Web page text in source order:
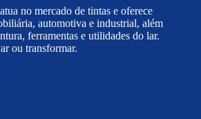
no mercado de tintas e oferece
automotiva e industrial, além
ferramentas e utilidades do lar.
ou transformar.